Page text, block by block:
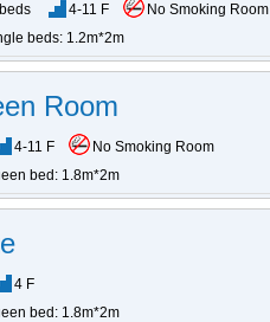
4-11 F
No Smoking Room
beds: 1.2m*2m
Room
4-11 F
No Smoking Room
bed: 1.8m*2m
4 F
bed: 1.8m*2m